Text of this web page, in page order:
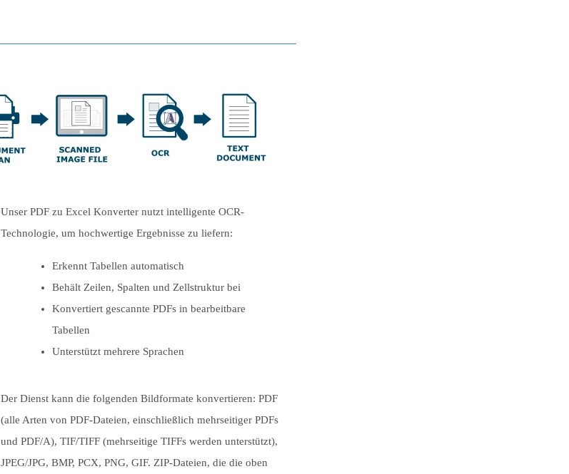
Unser PDF zu Excel Konverter nutzt intelligente OCR-
Technologie, um hochwertige Ergebnisse zu liefern:
Erkennt Tabellen automatisch
Behält Zeilen, Spalten und Zellstruktur bei
Konvertiert gescannte PDFs in bearbeitbare
Tabellen
Unterstützt mehrere Sprachen
Der Dienst kann die folgenden Bildformate konvertieren: PDF
(alle Arten von PDF-Dateien, einschließlich mehrseitiger PDFs
und PDF/A), TIF/TIFF (mehrseitige TIFFs werden unterstützt),
JPEG/JPG, BMP, PCX, PNG, GIF. ZIP-Dateien, die die oben